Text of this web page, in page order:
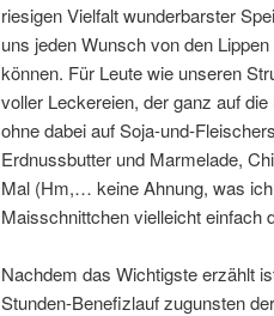
riesigen Vielfalt wunderbarster
uns jeden Wunsch von den
können. Für Leute wie unseren
voller Leckereien, der ganz auf
ohne dabei auf Soja-und-
Erdnussbutter und Marmelade,
Mal (Hm,… keine Ahnung, was
Maisschnittchen vielleicht einfach
Nachdem das Wichtigste erzählt
Stunden-Benefizlauf zugunsten